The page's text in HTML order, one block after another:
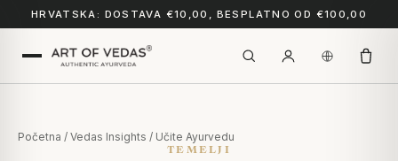
HRVATSKA: DOSTAVA €10,00, BESPLATNO OD €100,00
Početna / Vedas Insights / Učite Ayurvedu
TEMELJI